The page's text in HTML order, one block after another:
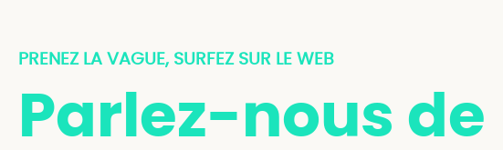
PRENEZ LA VAGUE, SURFEZ SUR LE WEB
Parlez-nous de